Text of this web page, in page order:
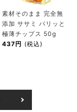
素材そのまま 完全無
添加 ササミ パリッと
極薄チップス 50g
437円 (税込)